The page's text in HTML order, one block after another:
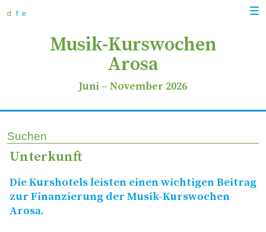
d f e
Musik-Kurswochen
Arosa
Juni – November 2026
Suchen
Unterkunft
Die Kurshotels leisten einen wichtigen Beitrag
zur Finanzierung der Musik-Kurswochen
Arosa.